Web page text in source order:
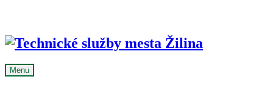
Menu